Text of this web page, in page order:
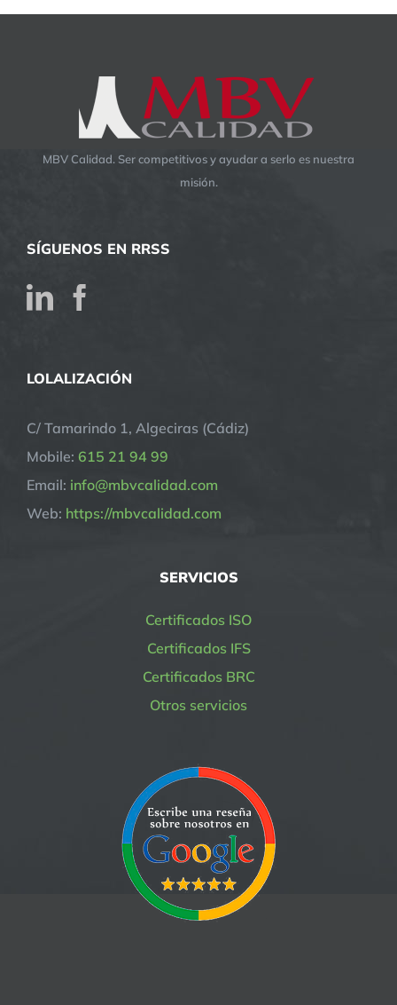
MBV Calidad. Ser competitivos y ayudar a serlo es nuestra
misión.
SÍGUENOS EN RRSS
LOLALIZACIÓN
C/ Tamarindo 1, Algeciras (Cádiz)
Mobile: 615 21 94 99
Email: info@mbvcalidad.com
Web: https://mbvcalidad.com
SERVICIOS
Certificados ISO
Certificados IFS
Certificados BRC
Otros servicios